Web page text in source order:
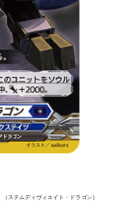
（ステムディヴィエイト・ドラゴン）